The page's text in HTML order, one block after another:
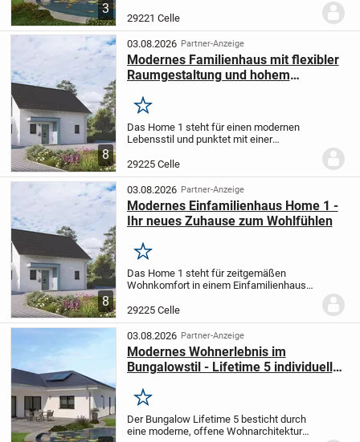
3
komfortabel alles auf einer Ebene.
herausragenden Vorzügen gehören:-...
29221 Celle
8
03.08.2026 Partner-Anzeige
Modernes Familienhaus mit flexibler
Raumgestaltung und hohem
Merken
Das Home 1 steht für einen modernen
Lebensstil und punktet mit einer
perfekt auf die Bedürfnisse moderner
Familien zugeschnitten ist. Mit etwa 124
m² Wohnfläche,...
29225 Celle
8
03.08.2026 Partner-Anzeige
Modernes Einfamilienhaus Home 1 -
Ihr neues Zuhause zum Wohlfühlen
Merken
Das Home 1 steht für zeitgemäßen
Wohnkomfort in einem Einfamilienhaus
von 124 m². Mit vier Zimmern bietet
dieses Haus die perfekte Raumaufteilung
für eine kleine...
29225 Celle
03.08.2026 Partner-Anzeige
Modernes Wohnerlebnis im
Bungalowstil - Lifetime 5 individuell
Merken
Der Bungalow Lifetime 5 besticht durch
eine moderne, offene Wohnarchitektur